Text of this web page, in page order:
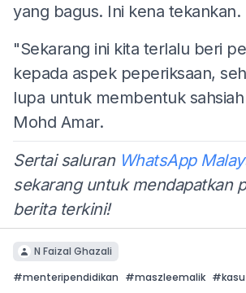
yang bagus. Ini kena tekankan.
"Sekarang ini kita terlalu beri
kepada aspek peperiksaan,
lupa untuk membentuk
Mohd Amar.
Sertai saluran WhatsApp
sekarang untuk mendapatkan
berita terkini!
N Faizal Ghazali
#menteripendidikan #maszleemalik #